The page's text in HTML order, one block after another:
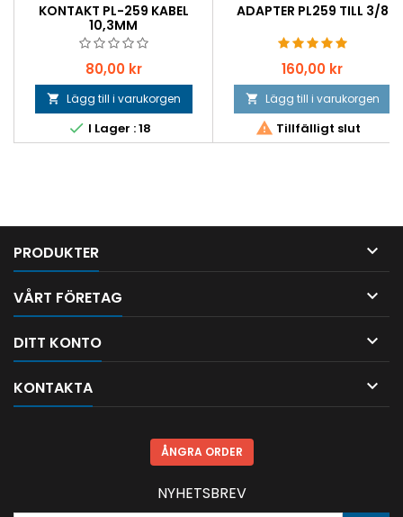
KONTAKT PL-259 KABEL
10,3MM
Pris
80,00 kr
 Lägg till i varukorgen
 I Lager : 18
ADAPTER PL259 TILL 3/8
Pris
160,00 kr
 Lägg till i varukorgen
 Tillfälligt slut
PRODUKTER 
VÅRT FÖRETAG 
DITT KONTO 
KONTAKTA 
ÅNGRA ORDER
NYHETSBREV